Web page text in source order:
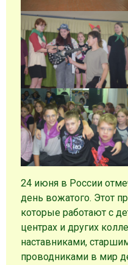
24 июня в России
день вожатого. Этот
которые работают с
центрах и других
наставниками,
проводниками в мир